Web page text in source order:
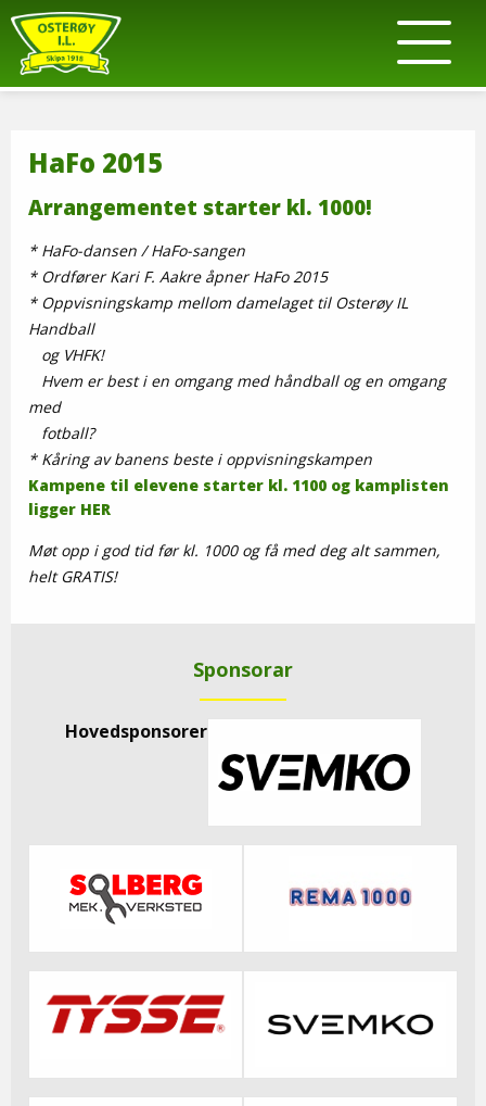
HaFo 2015
Arrangementet starter kl. 1000!
* HaFo-dansen / HaFo-sangen
* Ordfører Kari F. Aakre åpner HaFo 2015
* Oppvisningskamp mellom damelaget til Osterøy IL
Handball
og VHFK!
Hvem er best i en omgang med håndball og en omgang
med
fotball?
* Kåring av banens beste i oppvisningskampen
Kampene til elevene starter kl. 1100 og kamplisten
ligger HER
Møt opp i god tid før kl. 1000 og få med deg alt sammen,
helt GRATIS!
Sponsorar
Hovedsponsorer